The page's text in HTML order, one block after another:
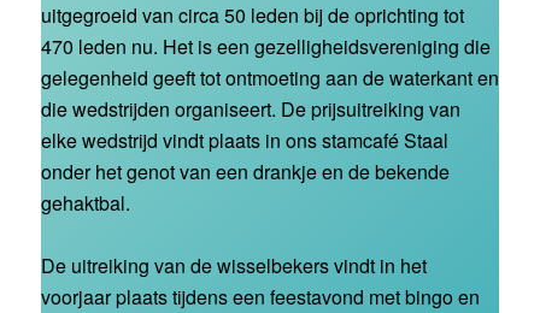
uitgegroeid van circa 50 leden bij de oprichting tot
470 leden nu. Het is een gezelligheidsvereniging die
gelegenheid geeft tot ontmoeting aan de waterkant en
die wedstrijden organiseert. De prijsuitreiking van
elke wedstrijd vindt plaats in ons stamcafé Staal
onder het genot van een drankje en de bekende
gehaktbal.
De uitreiking van de wisselbekers vindt in het
voorjaar plaats tijdens een feestavond met bingo en